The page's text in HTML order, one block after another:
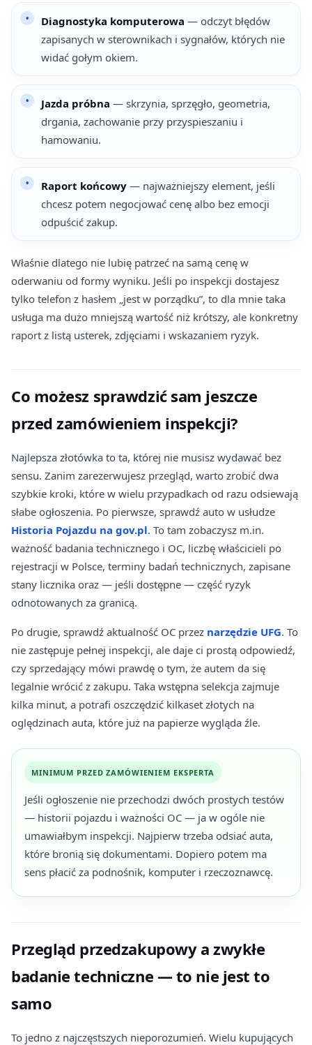
Diagnostyka komputerowa — odczyt błędów
zapisanych w sterownikach i sygnałów, których nie
widać gołym okiem.
Jazda próbna — skrzynia, sprzęgło, geometria,
drgania, zachowanie przy przyspieszaniu i
hamowaniu.
Raport końcowy — najważniejszy element, jeśli
chcesz potem negocjować cenę albo bez emocji
odpuścić zakup.
Właśnie dlatego nie lubię patrzeć na samą cenę w
oderwaniu od formy wyniku. Jeśli po inspekcji dostajesz
tylko telefon z hasłem „jest w porządku”, to dla mnie taka
usługa ma dużo mniejszą wartość niż krótszy, ale konkretny
raport z listą usterek, zdjęciami i wskazaniem ryzyk.
Co możesz sprawdzić sam jeszcze
przed zamówieniem inspekcji?
Najlepsza złotówka to ta, której nie musisz wydawać bez
sensu. Zanim zarezerwujesz przegląd, warto zrobić dwa
szybkie kroki, które w wielu przypadkach od razu odsiewają
słabe ogłoszenia. Po pierwsze, sprawdź auto w usłudze
Historia Pojazdu na gov.pl. To tam zobaczysz m.in.
ważność badania technicznego i OC, liczbę właścicieli po
rejestracji w Polsce, terminy badań technicznych, zapisane
stany licznika oraz — jeśli dostępne — część ryzyk
odnotowanych za granicą.
Po drugie, sprawdź aktualność OC przez narzędzie UFG. To
nie zastępuje pełnej inspekcji, ale daje ci prostą odpowiedź,
czy sprzedający mówi prawdę o tym, że autem da się
legalnie wrócić z zakupu. Taka wstępna selekcja zajmuje
kilka minut, a potrafi oszczędzić kilkaset złotych na
oględzinach auta, które już na papierze wygląda źle.
MINIMUM PRZED ZAMÓWIENIEM EKSPERTA
Jeśli ogłoszenie nie przechodzi dwóch prostych testów
— historii pojazdu i ważności OC — ja w ogóle nie
umawiałbym inspekcji. Najpierw trzeba odsiać auta,
które bronią się dokumentami. Dopiero potem ma
sens płacić za podnośnik, komputer i rzeczoznawcę.
Przegląd przedzakupowy a zwykłe
badanie techniczne — to nie jest to
samo
To jedno z najczęstszych nieporozumień. Wielu kupujących